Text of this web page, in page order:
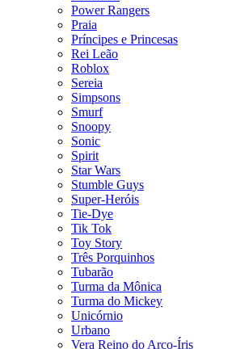
Power Rangers
Praia
Príncipes e Princesas
Rei Leão
Roblox
Sereia
Simpsons
Smurf
Snoopy
Sonic
Spirit
Star Wars
Stumble Guys
Super-Heróis
Tie-Dye
Tik Tok
Toy Story
Três Porquinhos
Tubarão
Turma da Mônica
Turma do Mickey
Unicórnio
Urbano
Vera Reino do Arco-Íris